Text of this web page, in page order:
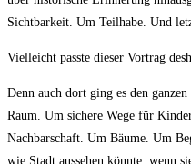
Sichtbarkeit. Um Teilhabe. Und
Vielleicht passte dieser Vortrag
Denn auch dort ging es den
Raum. Um sichere Wege für
Nachbarschaft. Um Bäume. Um
wie Stadt aussehen könnte, wenn